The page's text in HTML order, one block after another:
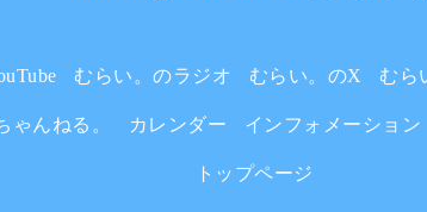
むらい。のラジオ むらい。のX むら
ゃんねる。 カレンダー インフォメーション
トップページ